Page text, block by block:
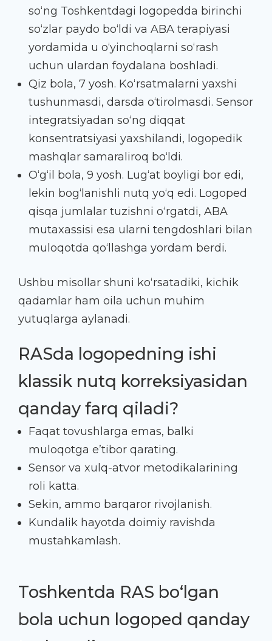
so‘ng Toshkentdagi logopedda birinchi
so‘zlar paydo bo‘ldi va ABA terapiyasi
yordamida u o‘yinchoqlarni so‘rash
uchun ulardan foydalana boshladi.
Qiz bola, 7 yosh. Ko‘rsatmalarni yaxshi
tushunmasdi, darsda o‘tirolmasdi. Sensor
integratsiyadan so‘ng diqqat
konsentratsiyasi yaxshilandi, logopedik
mashqlar samaraliroq bo‘ldi.
O‘g‘il bola, 9 yosh. Lug‘at boyligi bor edi,
lekin bog‘lanishli nutq yo‘q edi. Logoped
qisqa jumlalar tuzishni o‘rgatdi, ABA
mutaxassisi esa ularni tengdoshlari bilan
muloqotda qo‘llashga yordam berdi.
Ushbu misollar shuni ko‘rsatadiki, kichik
qadamlar ham oila uchun muhim
yutuqlarga aylanadi.
RASda logopedning ishi
klassik nutq korreksiyasidan
qanday farq qiladi?
Faqat tovushlarga emas, balki
muloqotga e’tibor qarating.
Sensor va xulq-atvor metodikalarining
roli katta.
Sekin, ammo barqaror rivojlanish.
Kundalik hayotda doimiy ravishda
mustahkamlash.
Toshkentda RAS bo‘lgan
bola uchun logoped qanday